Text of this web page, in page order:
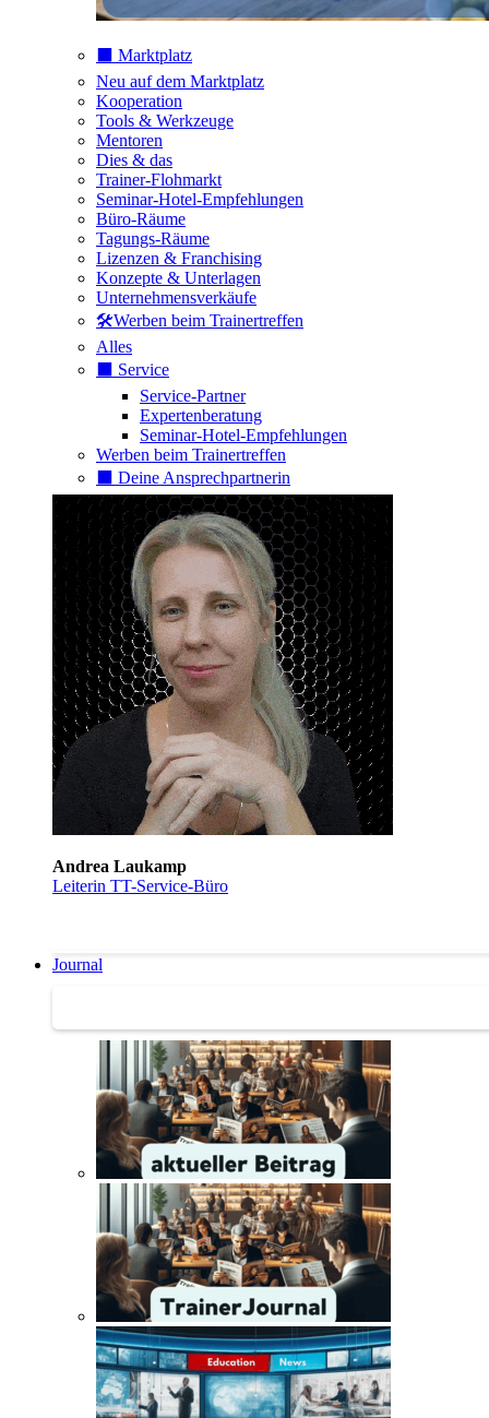
⬛️ Marktplatz
Neu auf dem Marktplatz
Kooperation
Tools & Werkzeuge
Mentoren
Dies & das
Trainer-Flohmarkt
Seminar-Hotel-Empfehlungen
Büro-Räume
Tagungs-Räume
Lizenzen & Franchising
Konzepte & Unterlagen
Unternehmensverkäufe
🛠️Werben beim Trainertreffen
Alles
⬛️ Service
Service-Partner
Expertenberatung
Seminar-Hotel-Empfehlungen
Werben beim Trainertreffen
⬛️ Deine Ansprechpartnerin
Andrea Laukamp
Leiterin TT-Service-Büro
Journal